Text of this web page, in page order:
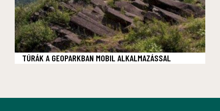
TÚRÁK A GEOPARKBAN MOBIL ALKALMAZÁSSAL